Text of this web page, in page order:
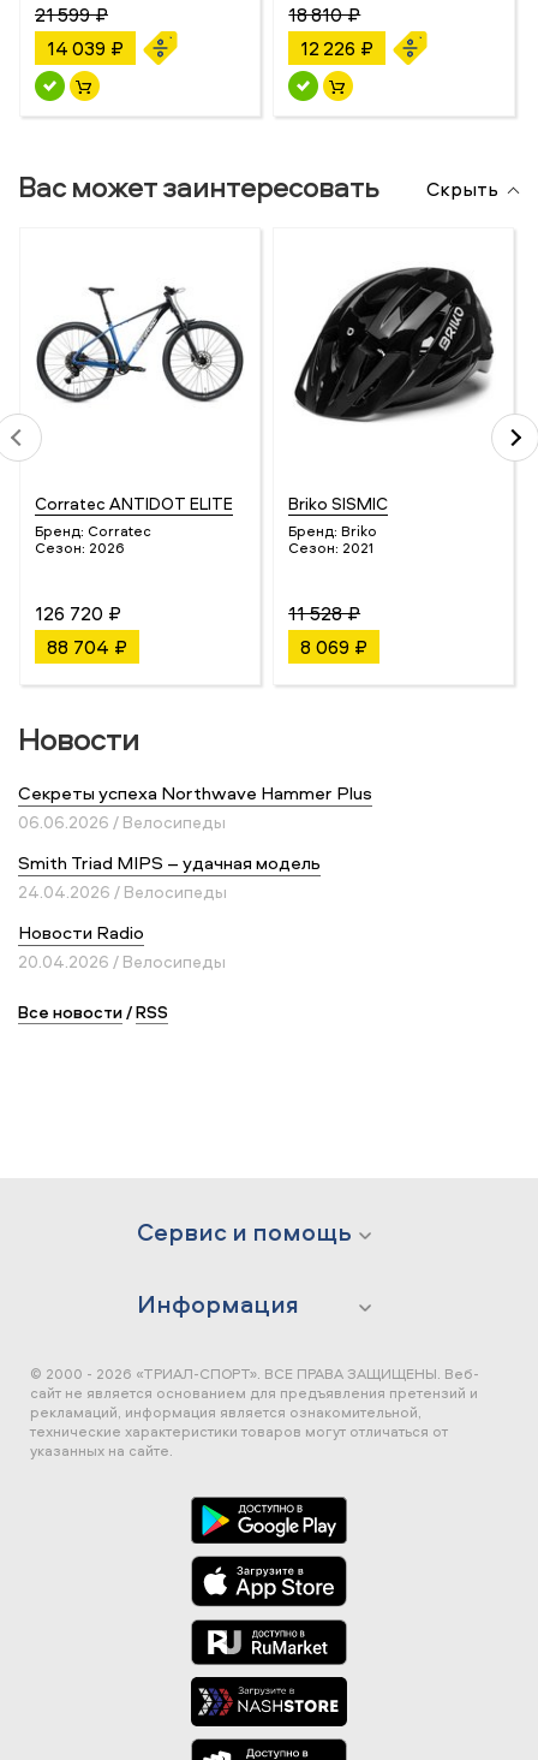
21 599 ₽
14 039 ₽
18 810 ₽
12 226 ₽
Вас может заинтересовать Скрыть
Corratec ANTIDOT ELITE
Бренд: Corratec
Сезон: 2026
126 720 ₽
88 704 ₽
Briko SISMIC
Бренд: Briko
Сезон: 2021
11 528 ₽
8 069 ₽
Новости
Секреты успеха Northwave Hammer Plus
06.06.2026 / Велосипеды
Smith Triad MIPS – удачная модель
24.04.2026 / Велосипеды
Новости Radio
20.04.2026 / Велосипеды
Все новости/RSS
Сервис и помощь
Информация
© 2000 - 2026 «ТРИАЛ-СПОРТ». ВСЕ ПРАВА ЗАЩИЩЕНЫ. Веб-
сайт не является основанием для предъявления претензий и
рекламаций, информация является ознакомительной,
технические характеристики товаров могут отличаться от
указанных на сайте.